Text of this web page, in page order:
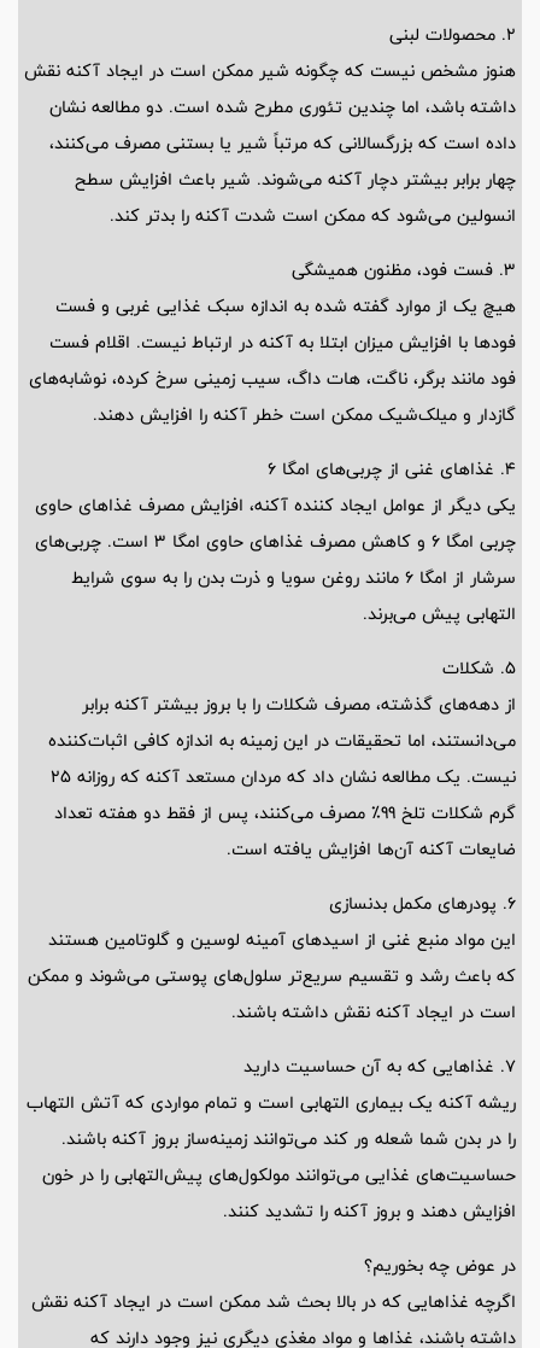
2. محصولات لبنی
هنوز مشخص نیست که چگونه شیر ممکن است در ایجاد آکنه نقش
داشته باشد، اما چندین تئوری مطرح شده است. دو مطالعه نشان
داده است که بزرگسالانی که مرتباً شیر یا بستنی مصرف می‌کنند،
چهار برابر بیشتر دچار آکنه می‌شوند. شیر باعث افزایش سطح
انسولین می‌شود که ممکن است شدت آکنه را بدتر کند.
3. فست فود، مظنون همیشگی
هیچ یک از موارد گفته شده به اندازه سبک غذایی غربی و فست
فود‌ها با افزایش میزان ابتلا به آکنه در ارتباط نیست. اقلام فست
فود مانند برگر، ناگت، هات داگ، سیب زمینی سرخ کرده، نوشابه‌های
گازدار و میلک‌شیک ممکن است خطر آکنه را افزایش دهند.
4. غذا‌های غنی از چربی‌های امگا 6
یکی دیگر از عوامل ایجاد کننده آکنه، افزایش مصرف غذا‌های حاوی
چربی امگا 6 و کاهش مصرف غذا‌های حاوی امگا 3 است. چربی‌های
سرشار از امگا 6 مانند روغن سویا و ذرت بدن را به سوی شرایط
التهابی پیش می‌برند.
5. شکلات
از دهه‌های گذشته، مصرف شکلات را با بروز بیشتر آکنه برابر
می‌دانستند، اما تحقیقات در این زمینه به اندازه کافی اثبات‌کننده
نیست. یک مطالعه نشان داد که مردان مستعد آکنه که روزانه 25
گرم شکلات تلخ 99٪ مصرف می‌کنند، پس از فقط دو هفته تعداد
ضایعات آکنه آن‌ها افزایش یافته است.
6. پودر‌های مکمل بدنسازی
این مواد منبع غنی از اسید‌های آمینه لوسین و گلوتامین هستند
که باعث رشد و تقسیم سریع‌تر سلول‌های پوستی می‌شوند و ممکن
است در ایجاد آکنه نقش داشته باشند.
7. غذا‌هایی که به آن حساسیت دارید
ریشه آکنه یک بیماری التهابی است و تمام مواردی که آتش التهاب
را در بدن شما شعله ور کند می‌توانند زمینه‌ساز بروز آکنه باشند.
حساسیت‌های غذایی می‌توانند مولکول‌های پیش‌التهابی را در خون
افزایش دهند و بروز آکنه را تشدید کنند.
در عوض چه بخوریم؟
اگرچه غذا‌هایی که در بالا بحث شد ممکن است در ایجاد آکنه نقش
داشته باشند، غذا‌ها و مواد مغذی دیگری نیز وجود دارند که